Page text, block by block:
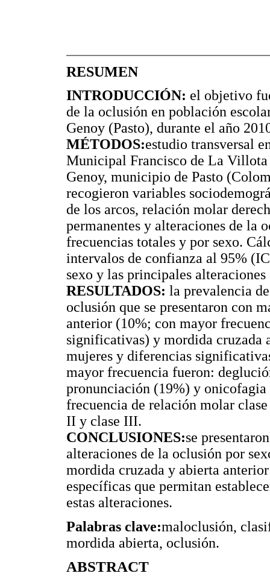
RESUMEN
INTRODUCCIÓN: el objetivo
de la oclusión en población
Genoy (Pasto), durante el año
MÉTODOS:estudio transversal
Municipal Francisco de La
Genoy, municipio de Pasto
recogieron variables
de los arcos, relación molar
permanentes y alteraciones de la
frecuencias totales y por sexo.
intervalos de confianza al 95%
sexo y las principales
RESULTADOS: la prevalencia
oclusión que se presentaron con
anterior (10%; con mayor
significativas) y mordida cruzada
mujeres y diferencias
mayor frecuencia fueron:
pronunciación (19%) y
frecuencia de relación molar
II y clase III.
CONCLUSIONES:se
alteraciones de la oclusión por
mordida cruzada y abierta
específicas que permitan
estas alteraciones.
Palabras clave:maloclusión,
mordida abierta, oclusión.
ABSTRACT